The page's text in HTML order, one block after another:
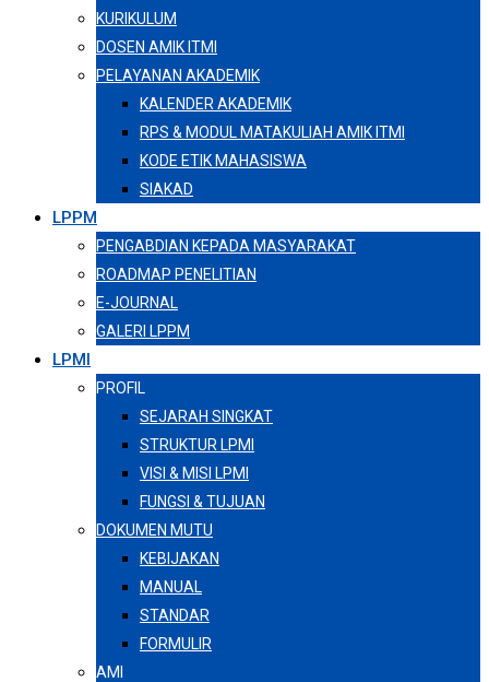
KURIKULUM
DOSEN AMIK ITMI
PELAYANAN AKADEMIK
KALENDER AKADEMIK
RPS & MODUL MATAKULIAH AMIK ITMI
KODE ETIK MAHASISWA
SIAKAD
LPPM
PENGABDIAN KEPADA MASYARAKAT
ROADMAP PENELITIAN
E-JOURNAL
GALERI LPPM
LPMI
PROFIL
SEJARAH SINGKAT
STRUKTUR LPMI
VISI & MISI LPMI
FUNGSI & TUJUAN
DOKUMEN MUTU
KEBIJAKAN
MANUAL
STANDAR
FORMULIR
AMI